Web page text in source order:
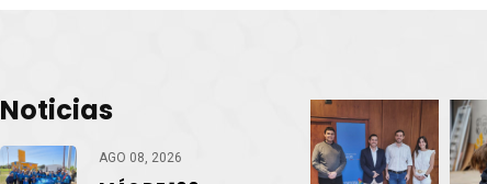
Noticias
AGO 08, 2026